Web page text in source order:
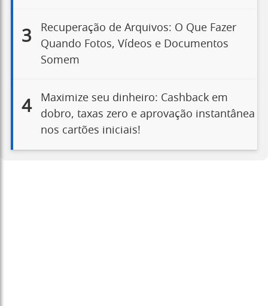
3
Recuperação de Arquivos: O Que Fazer
Quando Fotos, Vídeos e Documentos
Somem
4
Maximize seu dinheiro: Cashback em
dobro, taxas zero e aprovação instantânea
nos cartões iniciais!